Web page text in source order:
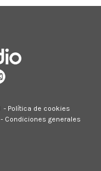
- Política de cookies
- Condiciones generales